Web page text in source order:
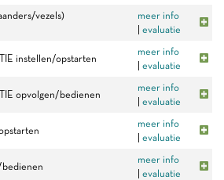
vezels)
meer info
evaluatie
instellen/opstarten
meer info
evaluatie
opvolgen/bedienen
meer info
evaluatie
meer info
evaluatie
bedienen
meer info
evaluatie